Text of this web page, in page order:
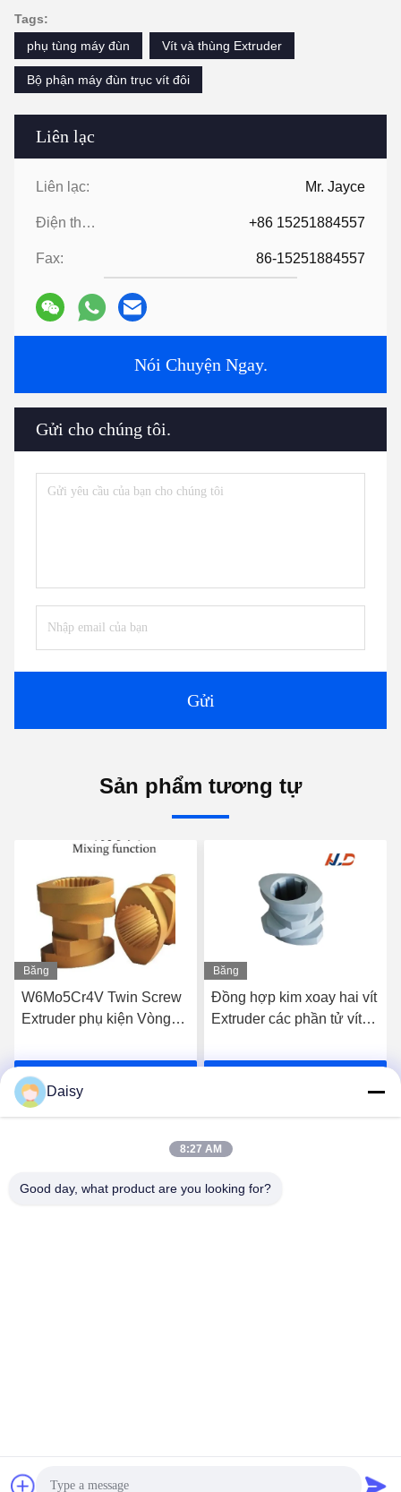
Liên lạc
Liên lạc: Mr. Jayce
Điện thoại: +86 15251884557
Fax: 86-15251884557
Nói Chuyện Ngay.
Gửi cho chúng tôi.
Gửi
Tags:
phụ tùng máy đùn
Vít và thùng Extruder
Bộ phận máy đùn trục vít đôi
Sản phẩm tương tự
Băng
hình
W6Mo5Cr4V Twin Screw
Extruder phụ kiện Vòng
nghiệp
Băng
hình
Đồng hợp kim xoay hai vít
Extruder các phần tử vít
cấp. 2024-2026 Nanjing Henglande Machinery Technology
Daisy
8:27 AM
Good day, what product are you looking for?